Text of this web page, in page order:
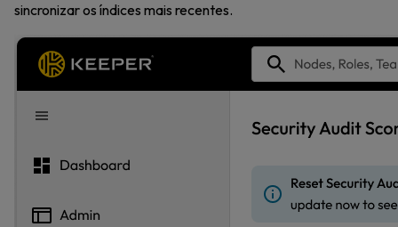
sincronizar os índices mais recentes.